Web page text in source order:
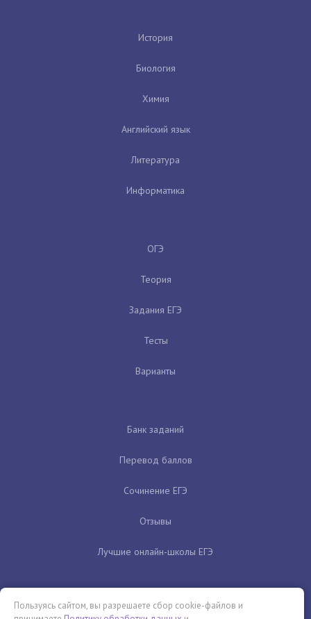
История
Биология
Химия
Английский язык
Литература
Информатика
ОГЭ
Теория
Задания ЕГЭ
Тесты
Варианты
Банк заданий
Перевод баллов
Сочинение ЕГЭ
Отзывы
Лучшие онлайн-школы ЕГЭ
Пользуясь сайтом, вы разрешаете сбор cookie-файлов и